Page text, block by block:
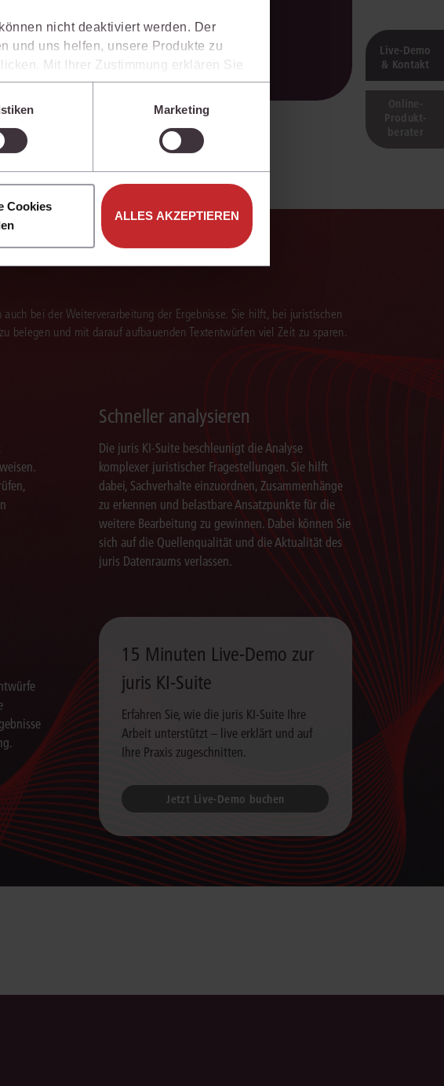
nicht deaktiviert werden. Der
und uns helfen, unsere Produkte zu
Mit Ihrer Zustimmung erklären Sie
Daten möglicherweise in Drittländer (z.B.
die EU aufweisen.
Marketing
Cookies
ALLES AKZEPTIEREN
bei der Weiterverarbeitung der Ergebnisse. Sie hilft, bei juristischen
belegen und mit darauf aufbauenden Textentwürfen viel Zeit zu sparen.
Schneller analysieren
Die juris KI-Suite beschleunigt die Analyse
komplexer juristischer Fragestellungen. Sie hilft
dabei, Sachverhalte einzuordnen, Zusammenhänge
zu erkennen und belastbare Ansatzpunkte für die
weitere Bearbeitung zu gewinnen. Dabei können Sie
sich auf die Quellenqualität und die Aktualität des
juris Datenraums verlassen.
15 Minuten Live-Demo zur
juris KI-Suite
Erfahren Sie, wie die juris KI-Suite Ihre
Arbeit unterstützt – live erklärt und auf
Ihre Praxis zugeschnitten.
Jetzt Live-Demo buchen
Live‑Demo
& Kontakt
Online-
Produkt­
berater